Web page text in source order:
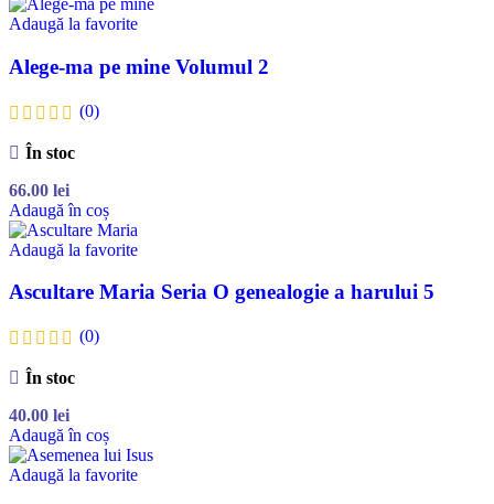
Adaugă la favorite
Alege-ma pe mine Volumul 2
(0)
În stoc
66.00 lei
Adaugă în coș
Adaugă la favorite
Ascultare Maria Seria O genealogie a harului 5
(0)
În stoc
40.00 lei
Adaugă în coș
Adaugă la favorite